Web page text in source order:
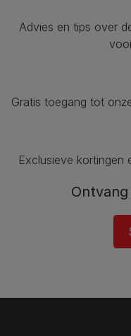
Advies en tips over
Gratis toegang tot
Exclusieve kortingen